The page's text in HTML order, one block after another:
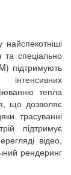
спеціально
підтримують
тепла
що дозволяє
трасуванні
підтримує
відео,
рендеринг